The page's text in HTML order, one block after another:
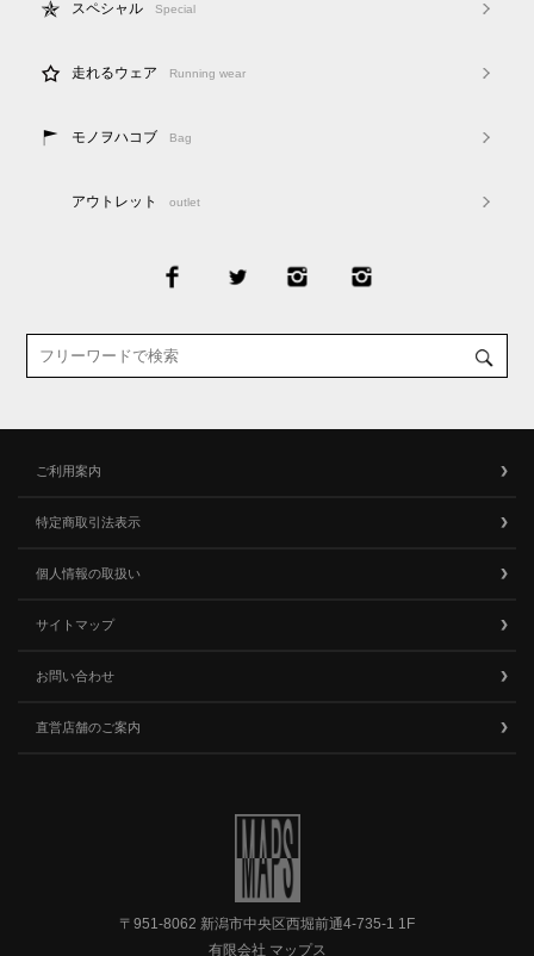
スペシャル Special
走れるウェア Running wear
モノヲハコブ Bag
アウトレット outlet
ご利用案内
特定商取引法表示
個人情報の取扱い
サイトマップ
お問い合わせ
直営店舗のご案内
〒951-8062 新潟市中央区西堀前通4-735-1 1F
有限会社 マップス